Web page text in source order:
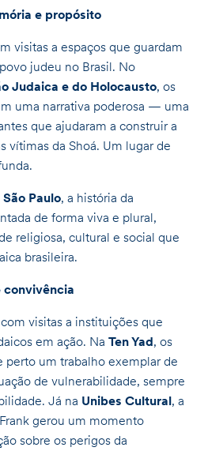
e propósito
visitas a espaços que guardam
judeu no Brasil. No
Judaica e do Holocausto, os
uma narrativa poderosa — uma
que ajudaram a construir a
vítimas da Shoá. Um lugar de
Paulo, a história da
de forma viva e plural,
religiosa, cultural e social que
brasileira.
convivência
visitas a instituições que
em ação. Na Ten Yad, os
um trabalho exemplar de
de vulnerabilidade, sempre
Já na Unibes Cultural, a
gerou um momento
sobre os perigos da